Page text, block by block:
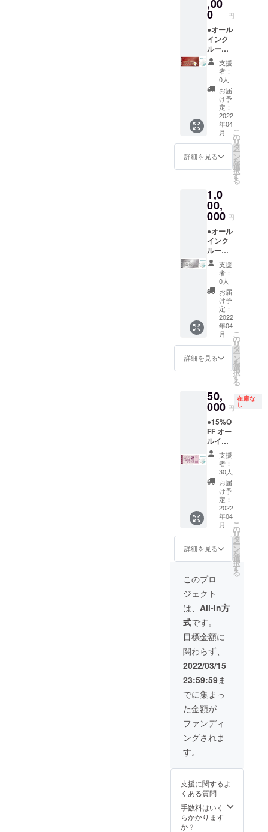
不可。
いただ
きます
（先着
順）。
※ご予約
時の
キャン
セリポ
リシー
は「前
日18時
以降の
キャン
セル・
ノー
ショー
100％」
ていた
だきま
す。 ※
ハイ
シーズ
ン
(12/24-
1/10、
5/1-
5/7、
8/1-31)
は利用
不可。
(バト
ラー)付
き。 ※
利用期
限は
【2022
年4月か
ら2023
年3月31
日】ま
でにな
りま
す。 ※
ご予約
は21年3
月頃よ
りご購
入者先
の受付
を開始
させて
いただ
きます
（先着
順）。
※ご予約
時の
キャン
セリポ
リシー
は「前
日18時
以降の
キャン
セル・
ノー
ショー
：
100％」
とさせ
ていた
だきま
す。 ※
ハイ
シーズ
ン
(12/24-
1/10、
5/1-
5/7、
8/1-
31)、
金・
土・祝
前日は
利用不
けでな
く、
金・
土・祝
前日の
ご利用
も可
能。 地
元の素
材をふ
んだん
に使っ
た夕
食、朝
食付
き。お
飲み物
飲み放
泉入り
放題で
す。 ロ
ゴ入り
モバイ
ルバッ
テリー
付き。
専属コ
ンシェ
ルジュ
(バト
ラー)付
き。 ※
利用期
限は
【2022
年4月か
ら2023
年3月31
でにな
りま
す。 ※
ご予約
は21年3
月頃よ
りご購
入者先
行予約
の受付
を開始
させて
いただ
きます
（先着
順）。
※ご予約
セリポ
リシー
は「前
日18時
以降の
キャン
セル・
ノー
ショー
：
100％」
とさせ
ていた
だきま
す。 ※
ハイ
シーズ
ン
5/1-
5/7、
8/1-31)
は利用
不可。
お礼の
メール
◆グラ
ンド
オープ
ン後
に、施
設内を
全て貸
し切っ
てご宿
泊いた
だけま
す。最
大26名
まで宿
泊可
能。
販売価
格：通
常
728,000
円〜）
地元の
素材を
ふんだ
んに
使った
夕食、
朝食付
き。お
飲み物
飲み放
題。温
泉入り
放題で
す。 ロ
ゴ入り
ルバッ
テリー
付き。
専属コ
ンシェ
ルジュ
(バト
ラー)付
き。 ※
利用期
限は
【2022
年4月か
ら2023
年3月31
日】ま
でにな
ご予約
は21年3
月頃よ
りご購
入者先
行予約
の受付
を開始
させて
いただ
きます
（先着
順）。
※ご予約
時の
キャン
セリポ
リシー
以降の
キャン
セル・
ノー
ショー
：
,00
0 円
●オール
インク
ルーシ
ブ付き
【ドー
ムホテ
ル型グ
ランピ
ングリ
ゾート
１泊２
日 貸
切宿泊
チケッ
ト＋】
●オリジ
バイル
バッテ
リー ●
お礼の
メール
◆グラ
ンド
オープ
ン後
に、施
設内を
全て貸
し切っ
てご宿
泊いた
だけま
す。最
大26名
まで宿
泊可
（通常
販売価
格：通
常
910000
円〜）
最大26
名まで
宿泊可
能。 平
日だけ
でな
く、
金・
土・祝
前日の
ご利用
元の素
材をふ
んだん
に使っ
た夕
食、朝
食付
き。お
飲み物
飲み放
題。温
泉入り
放題で
す。 ロ
ゴ入り
モバイ
ルバッ
テリー
ンシェ
ルジュ
(バト
ラー)付
き。 ※
利用期
支援
者：
0人
お届
け予
定：
2022
年04
月
詳細を見る
こ
の
リ
タ
ー
ン
を
選
択
す
る
1,0
00,
000 円
●オール
インク
ルーシ
ブ付き
【ドー
ムホテ
ル型グ
ランピ
ングリ
ゾート
１泊２
日 貸
切宿泊
チケッ
ト＋】
●企業名
前を施
設内に
掲載し
ます。
(1年間)
●オリジ
ナルモ
バイル
バッテ
リー ●
お礼の
メール
◆オー
ルイン
クルー
シブ付
き
ル型グ
ランピ
ングリ
ゾート
１泊２
日 貸
切宿泊
チケッ
ト＋に
加え、
当施設
内のよ
く見え
る位置
に【企
業名ま
たはお
名前】
す。 貸
切チ
ケット
＋は、
施設内
を全て
支援
者：
0人
お届
け予
定：
2022
年04
月
詳細を見る
こ
の
リ
タ
ー
ン
を
選
択
す
る
50,
000 円
在庫な
し
●15%O
FF オー
ルイン
クルー
シブ付
【ドー
ムホテ
ル型グ
ランピ
ングリ
ゾート
１泊２
日宿泊
券（ペ
ア）】
●オリジ
ナルモ
バイル
バッテ
リー ●
お礼の
メール
グラン
ドオー
プン後
にご宿
泊いた
だける
「リ
ゾート
宿泊」
チケッ
ト（通
名
円〜）
です。
地元の
素材を
ふんだ
支援
者：
30人
お届
け予
定：
2022
年04
月
詳細を見る
こ
の
リ
タ
ー
ン
を
選
択
す
る
このプロ
ジェクト
は、 All-In方
式です。
目標金額に
関わらず、
2022/03/15
23:59:59ま
でに集まっ
た金額が
ファンディ
ングされま
す。
支援に関するよ
くある質問
手数料はいく
らかかります
か？